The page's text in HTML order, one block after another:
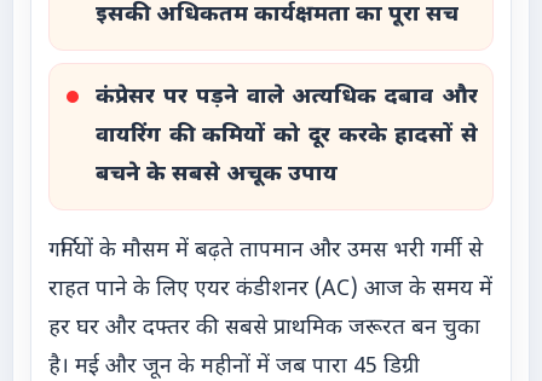
इसकी अधिकतम कार्यक्षमता का पूरा सच
कंप्रेसर पर पड़ने वाले अत्यधिक दबाव और
वायरिंग की कमियों को दूर करके हादसों से
बचने के सबसे अचूक उपाय
गर्मियों के मौसम में बढ़ते तापमान और उमस भरी गर्मी से
राहत पाने के लिए एयर कंडीशनर (AC) आज के समय में
हर घर और दफ्तर की सबसे प्राथमिक जरूरत बन चुका
है। मई और जून के महीनों में जब पारा 45 डिग्री